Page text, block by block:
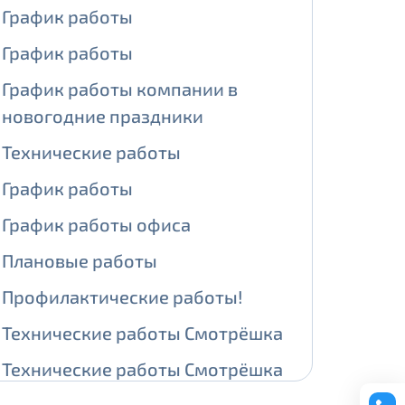
График работы
График работы
График работы компании в
новогодние праздники
Технические работы
График работы
График работы офиса
Плановые работы
Профилактические работы!
Технические работы Смотрёшка
Технические работы Смотрёшка
обработки персональных
обработки персональных
выделение публичного IP
IP адрес -
реквизитов.
услуги.
в течение трех календарных